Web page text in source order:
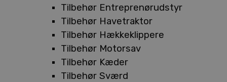
Tilbehør Entreprenørudstyr
Tilbehør Havetraktor
Tilbehør Hækkeklippere
Tilbehør Motorsav
Tilbehør Kæder
Tilbehør Sværd